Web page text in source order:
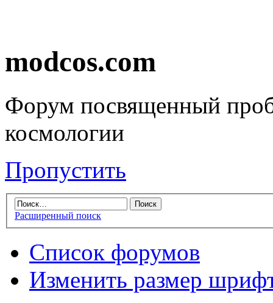
modcos.com
Форум посвященный
космологии
Пропустить
Расширенный поиск
Список форумов
Изменить размер